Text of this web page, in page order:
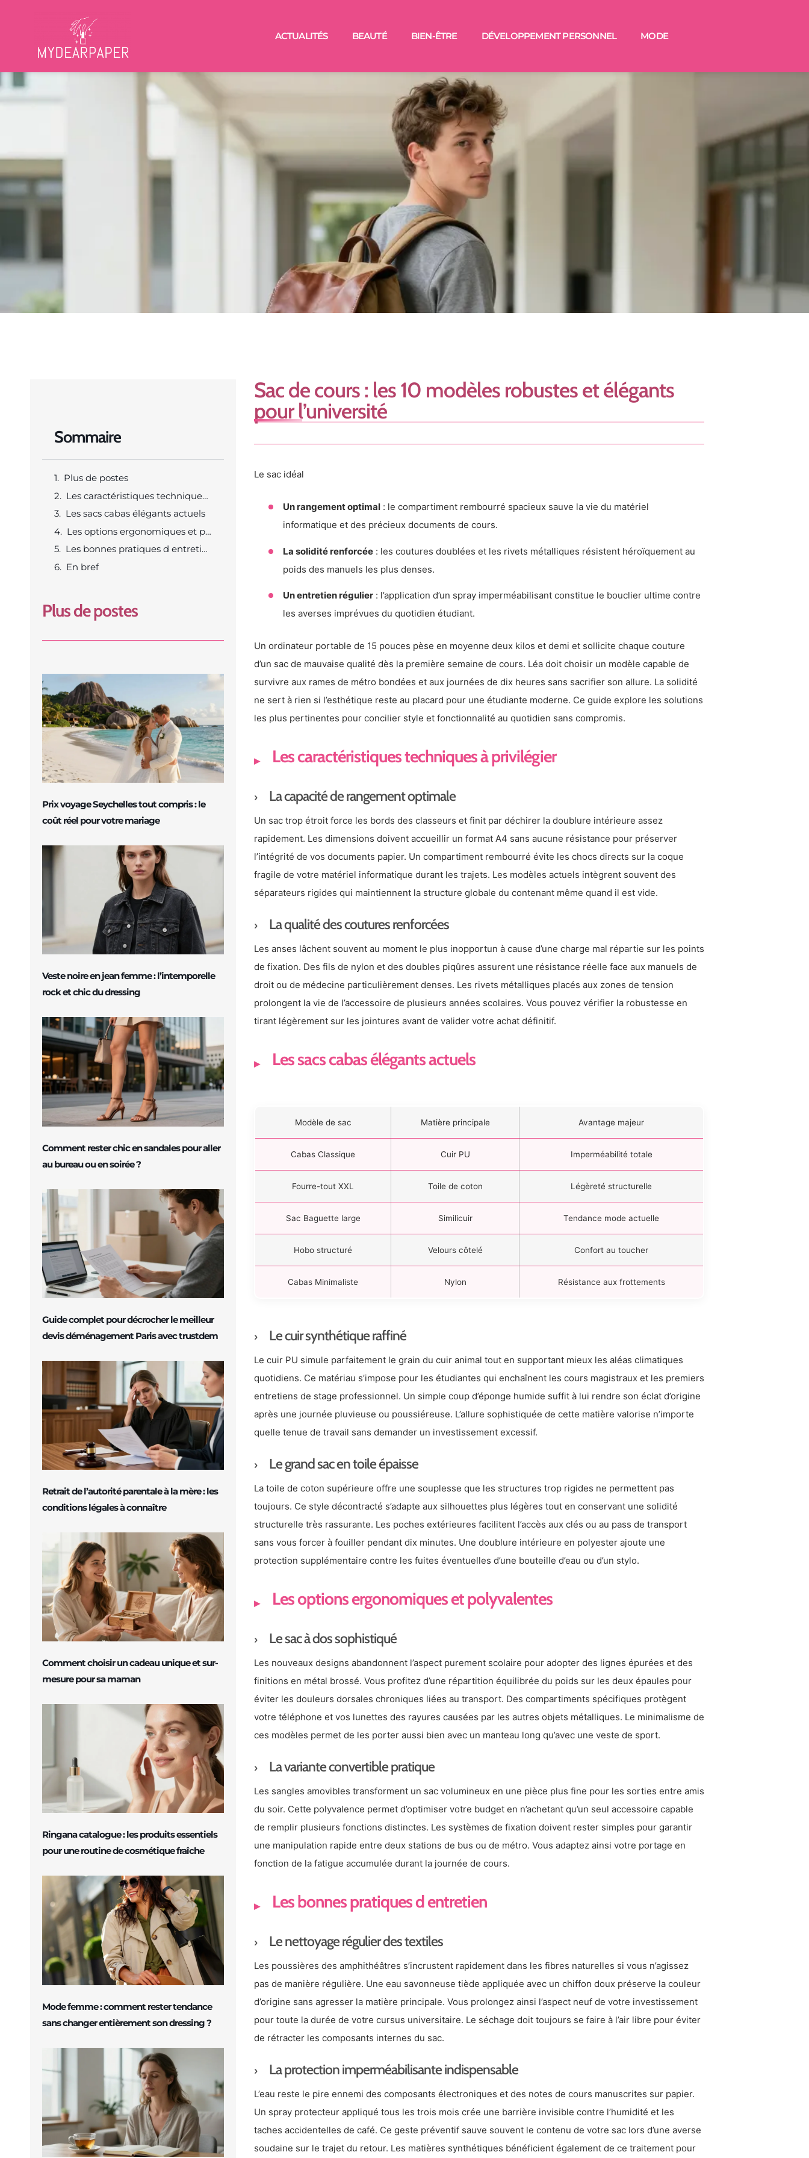
ACTUALITÉS BEAUTÉ BIEN-ÊTRE DÉVELOPPEMENT PERSONNEL MODE
Sommaire
Plus de postes
Les caractéristiques techniques à privilégier
Les sacs cabas élégants actuels
Les options ergonomiques et polyvalentes
Les bonnes pratiques d entretien
En bref
Plus de postes
Prix voyage Seychelles tout compris : le
coût réel pour votre mariage
Veste noire en jean femme : l’intemporelle
rock et chic du dressing
Comment rester chic en sandales pour aller
au bureau ou en soirée ?
Guide complet pour décrocher le meilleur
devis déménagement Paris avec trustdem
Retrait de l’autorité parentale à la mère : les
conditions légales à connaître
Comment choisir un cadeau unique et sur-
mesure pour sa maman
Ringana catalogue : les produits essentiels
pour une routine de cosmétique fraîche
Mode femme : comment rester tendance
sans changer entièrement son dressing ?
Sac de cours : les 10 modèles robustes et élégants
pour l’université
Le sac idéal
Un rangement optimal : le compartiment rembourré spacieux sauve la vie du matériel
informatique et des précieux documents de cours.
La solidité renforcée : les coutures doublées et les rivets métalliques résistent héroïquement au
poids des manuels les plus denses.
Un entretien régulier : l’application d’un spray imperméabilisant constitue le bouclier ultime contre
les averses imprévues du quotidien étudiant.
Un ordinateur portable de 15 pouces pèse en moyenne deux kilos et demi et sollicite chaque couture
d’un sac de mauvaise qualité dès la première semaine de cours. Léa doit choisir un modèle capable de
survivre aux rames de métro bondées et aux journées de dix heures sans sacrifier son allure. La solidité
ne sert à rien si l’esthétique reste au placard pour une étudiante moderne. Ce guide explore les solutions
les plus pertinentes pour concilier style et fonctionnalité au quotidien sans compromis.
Les caractéristiques techniques à privilégier
La capacité de rangement optimale
Un sac trop étroit force les bords des classeurs et finit par déchirer la doublure intérieure assez
rapidement. Les dimensions doivent accueillir un format A4 sans aucune résistance pour préserver
l’intégrité de vos documents papier. Un compartiment rembourré évite les chocs directs sur la coque
fragile de votre matériel informatique durant les trajets. Les modèles actuels intègrent souvent des
séparateurs rigides qui maintiennent la structure globale du contenant même quand il est vide.
La qualité des coutures renforcées
Les anses lâchent souvent au moment le plus inopportun à cause d’une charge mal répartie sur les points
de fixation. Des fils de nylon et des doubles piqûres assurent une résistance réelle face aux manuels de
droit ou de médecine particulièrement denses. Les rivets métalliques placés aux zones de tension
prolongent la vie de l’accessoire de plusieurs années scolaires. Vous pouvez vérifier la robustesse en
tirant légèrement sur les jointures avant de valider votre achat définitif.
Les sacs cabas élégants actuels
Modèle de sac Matière principale Avantage majeur
Cabas Classique Cuir PU Imperméabilité totale
Fourre-tout XXL Toile de coton Légèreté structurelle
Sac Baguette large Similicuir Tendance mode actuelle
Hobo structuré Velours côtelé Confort au toucher
Cabas Minimaliste Nylon Résistance aux frottements
Le cuir synthétique raffiné
Le cuir PU simule parfaitement le grain du cuir animal tout en supportant mieux les aléas climatiques
quotidiens. Ce matériau s’impose pour les étudiantes qui enchaînent les cours magistraux et les premiers
entretiens de stage professionnel. Un simple coup d’éponge humide suffit à lui rendre son éclat d’origine
après une journée pluvieuse ou poussiéreuse. L’allure sophistiquée de cette matière valorise n’importe
quelle tenue de travail sans demander un investissement excessif.
Le grand sac en toile épaisse
La toile de coton supérieure offre une souplesse que les structures trop rigides ne permettent pas
toujours. Ce style décontracté s’adapte aux silhouettes plus légères tout en conservant une solidité
structurelle très rassurante. Les poches extérieures facilitent l’accès aux clés ou au pass de transport
sans vous forcer à fouiller pendant dix minutes. Une doublure intérieure en polyester ajoute une
protection supplémentaire contre les fuites éventuelles d’une bouteille d’eau ou d’un stylo.
Les options ergonomiques et polyvalentes
Le sac à dos sophistiqué
Les nouveaux designs abandonnent l’aspect purement scolaire pour adopter des lignes épurées et des
finitions en métal brossé. Vous profitez d’une répartition équilibrée du poids sur les deux épaules pour
éviter les douleurs dorsales chroniques liées au transport. Des compartiments spécifiques protègent
votre téléphone et vos lunettes des rayures causées par les autres objets métalliques. Le minimalisme de
ces modèles permet de les porter aussi bien avec un manteau long qu’avec une veste de sport.
La variante convertible pratique
Les sangles amovibles transforment un sac volumineux en une pièce plus fine pour les sorties entre amis
du soir. Cette polyvalence permet d’optimiser votre budget en n’achetant qu’un seul accessoire capable
de remplir plusieurs fonctions distinctes. Les systèmes de fixation doivent rester simples pour garantir
une manipulation rapide entre deux stations de bus ou de métro. Vous adaptez ainsi votre portage en
fonction de la fatigue accumulée durant la journée de cours.
Les bonnes pratiques d entretien
Le nettoyage régulier des textiles
Les poussières des amphithéâtres s’incrustent rapidement dans les fibres naturelles si vous n’agissez
pas de manière régulière. Une eau savonneuse tiède appliquée avec un chiffon doux préserve la couleur
d’origine sans agresser la matière principale. Vous prolongez ainsi l’aspect neuf de votre investissement
pour toute la durée de votre cursus universitaire. Le séchage doit toujours se faire à l’air libre pour éviter
de rétracter les composants internes du sac.
La protection imperméabilisante indispensable
L’eau reste le pire ennemi des composants électroniques et des notes de cours manuscrites sur papier.
Un spray protecteur appliqué tous les trois mois crée une barrière invisible contre l’humidité et les
taches accidentelles de café. Ce geste préventif sauve souvent le contenu de votre sac lors d’une averse
soudaine sur le trajet du retour. Les matières synthétiques bénéficient également de ce traitement pour